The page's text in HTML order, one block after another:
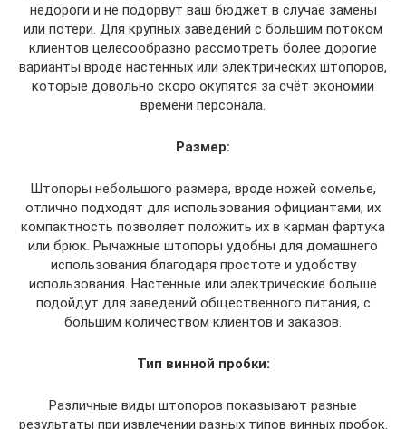
недороги и не подорвут ваш бюджет в случае замены
или потери. Для крупных заведений с большим потоком
клиентов целесообразно рассмотреть более дорогие
варианты вроде настенных или электрических штопоров,
которые довольно скоро окупятся за счёт экономии
времени персонала.
Размер:
Штопоры небольшого размера, вроде ножей сомелье,
отлично подходят для использования официантами, их
компактность позволяет положить их в карман фартука
или брюк. Рычажные штопоры удобны для домашнего
использования благодаря простоте и удобству
использования. Настенные или электрические больше
подойдут для заведений общественного питания, с
большим количеством клиентов и заказов.
Тип винной пробки:
Различные виды штопоров показывают разные
результаты при извлечении разных типов винных пробок.